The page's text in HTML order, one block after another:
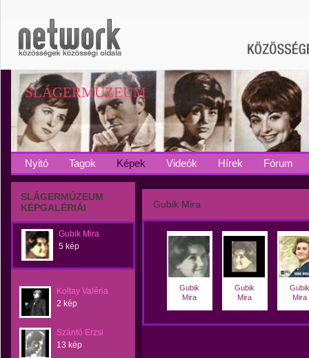
SLÁGERMÚZEUM
Nyitó Tagok Képek Videók Hírek Fórum
SLÁGERMÚZEUM
KÉPGALÉRIÁI
Gubik Mira
5 kép
Koltay Valéria
2 kép
Szántó Erzsi
13 kép
Gubik Mira
Gubik
Mira
Gubik
Mira
Gubik
Mira